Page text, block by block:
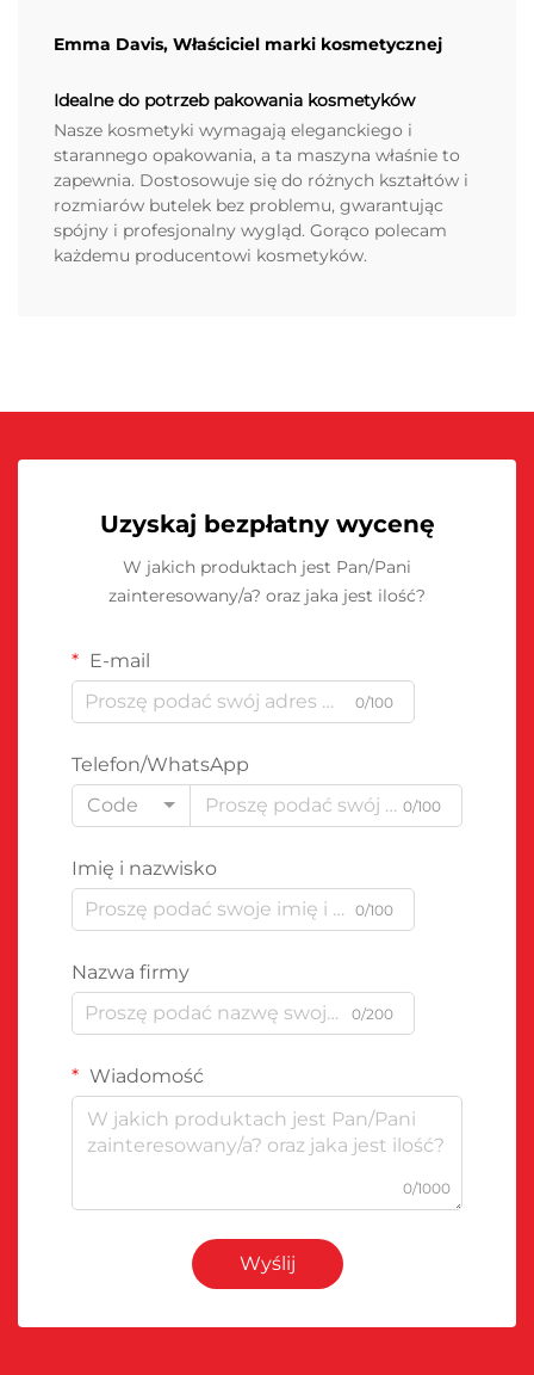
Emma Davis, Właściciel marki kosmetycznej
Idealne do potrzeb pakowania kosmetyków
Nasze kosmetyki wymagają eleganckiego i
starannego opakowania, a ta maszyna właśnie to
zapewnia. Dostosowuje się do różnych kształtów i
rozmiarów butelek bez problemu, gwarantując
spójny i profesjonalny wygląd. Gorąco polecam
każdemu producentowi kosmetyków.
Uzyskaj bezpłatny wycenę
W jakich produktach jest Pan/Pani
zainteresowany/a? oraz jaka jest ilość?
E-mail
0/100
Telefon/WhatsApp
Code
0/100
Imię i nazwisko
0/100
Nazwa firmy
0/200
Wiadomość
0/1000
Wyślij